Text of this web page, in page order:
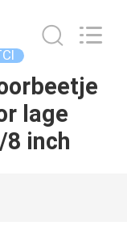
lage
inch